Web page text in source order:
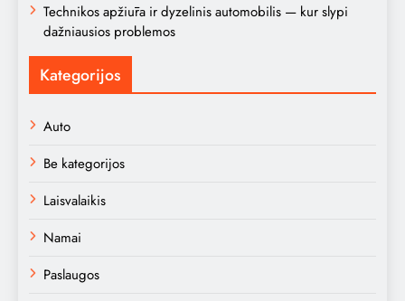
Technikos apžiūra ir dyzelinis automobilis — kur slypi
dažniausios problemos
Kategorijos
Auto
Be kategorijos
Laisvalaikis
Namai
Paslaugos